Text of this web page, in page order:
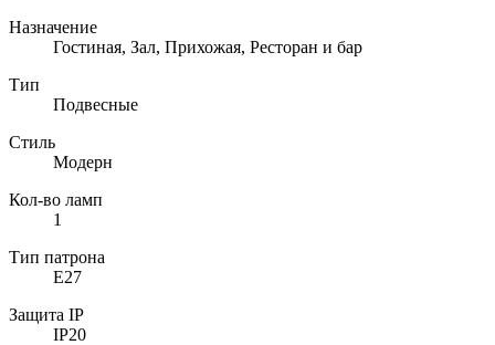
Назначение
Гостиная, Зал, Прихожая, Ресторан и бар
Тип
Подвесные
Стиль
Модерн
Кол-во ламп
1
Тип патрона
E27
Защита IP
IP20